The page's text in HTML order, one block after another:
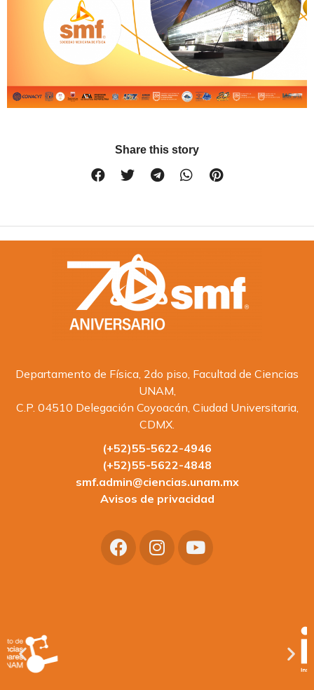
Share this story
Departamento de Física, 2do piso, Facultad de Ciencias
UNAM,
C.P. 04510 Delegación Coyoacán, Ciudad Universitaria,
CDMX.
(+52)55-5622-4946
(+52)55-5622-4848
smf.admin@ciencias.unam.mx
Avisos de privacidad